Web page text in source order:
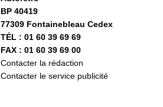
BP 40419
77309 Fontainebleau Cedex
TÉL : 01 60 39 69 69
FAX : 01 60 39 69 00
Contacter la rédaction
Contacter le service publicité